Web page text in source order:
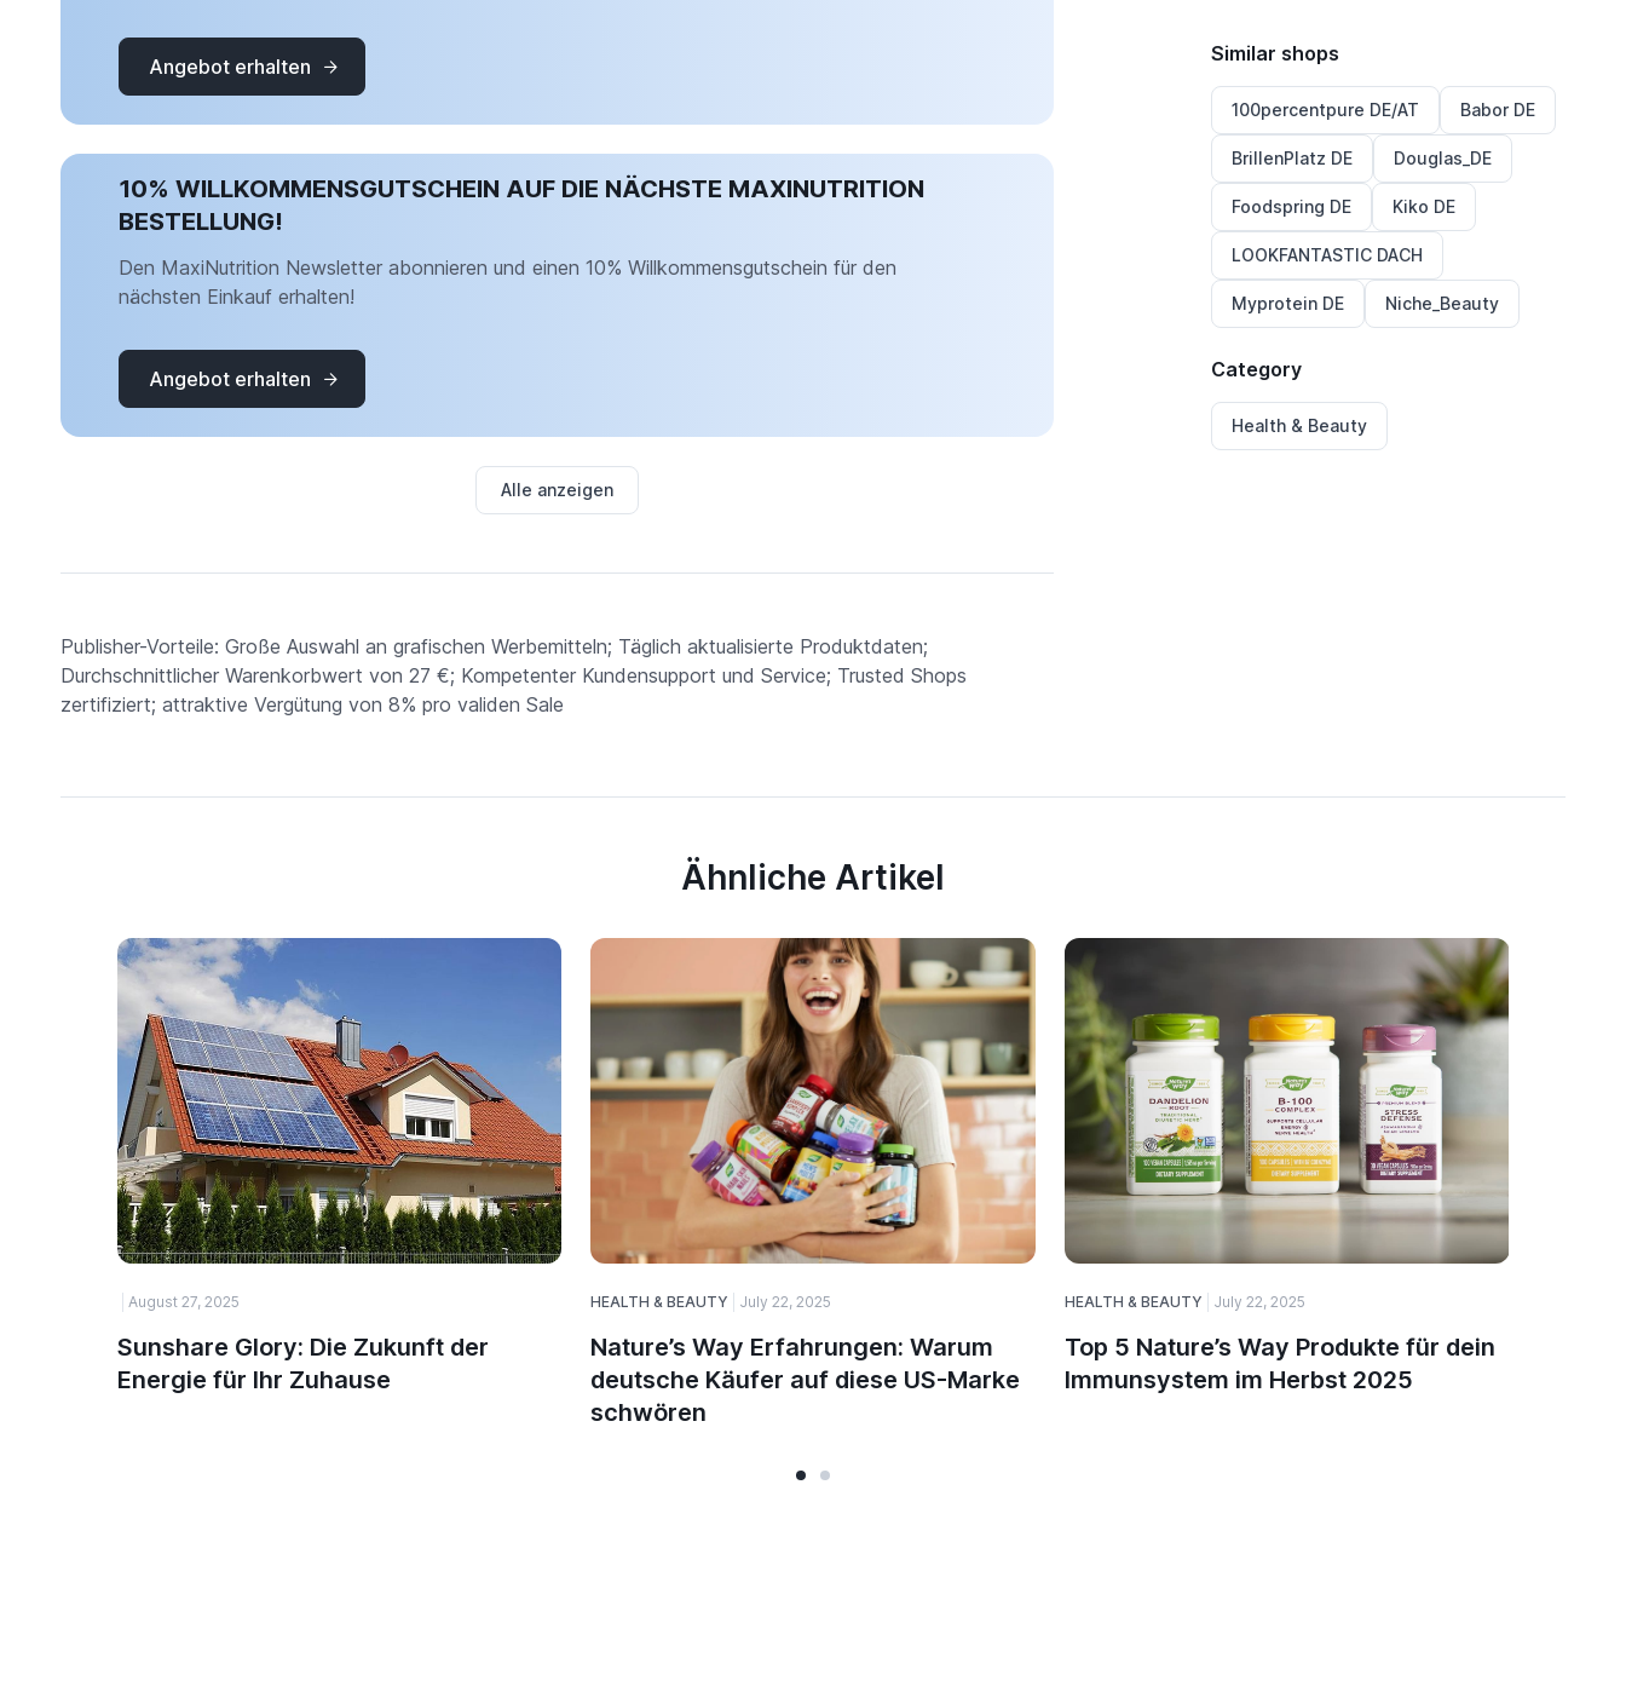
Angebot erhalten
10% WILLKOMMENSGUTSCHEIN AUF DIE NÄCHSTE MAXINUTRITION
BESTELLUNG!
Den MaxiNutrition Newsletter abonnieren und einen 10% Willkommensgutschein für den
nächsten Einkauf erhalten!
Angebot erhalten
Alle anzeigen
Publisher-Vorteile: Große Auswahl an grafischen Werbemitteln; Täglich aktualisierte Produktdaten;
Durchschnittlicher Warenkorbwert von 27 €; Kompetenter Kundensupport und Service; Trusted Shops
zertifiziert; attraktive Vergütung von 8% pro validen Sale
Similar shops
100percentpure DE/AT Babor DE
BrillenPlatz DE Douglas_DE
Foodspring DE Kiko DE
LOOKFANTASTIC DACH
Myprotein DE Niche_Beauty
Category
Health & Beauty
Ähnliche Artikel
August 27, 2025
Sunshare Glory: Die Zukunft der
Energie für Ihr Zuhause
HEALTH & BEAUTY July 22, 2025
Nature’s Way Erfahrungen: Warum
deutsche Käufer auf diese US-Marke
schwören
HEALTH & BEAUTY July 22, 2025
Top 5 Nature’s Way Produkte für dein
Immunsystem im Herbst 2025